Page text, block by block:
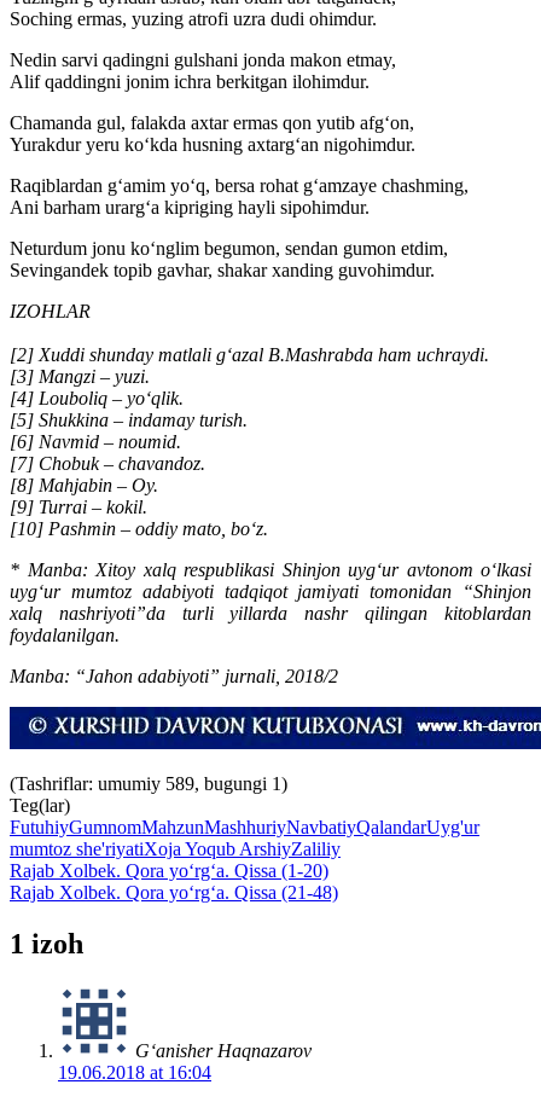
Soching ermas, yuzing atrofi uzra dudi ohimdur.
Nedin sarvi qadingni gulshani jonda makon etmay,
Alif qaddingni jonim ichra berkitgan ilohimdur.
Chamanda gul, falakda axtar ermas qon yutib afg‘on,
Yurakdur yeru ko‘kda husning axtarg‘an nigohimdur.
Raqiblardan g‘amim yo‘q, bersa rohat g‘amzaye chashming,
Ani barham urarg‘a kipriging hayli sipohimdur.
Neturdum jonu ko‘nglim begumon, sendan gumon etdim,
Sevingandek topib gavhar, shakar xanding guvohimdur.
IZOHLAR
[2] Xuddi shunday matlali g‘azal B.Mashrabda ham uchraydi.
[3] Mangzi – yuzi.
[4] Louboliq – yo‘qlik.
[5] Shukkina – indamay turish.
[6] Navmid – noumid.
[7] Chobuk – chavandoz.
[8] Mahjabin – Oy.
[9] Turrai – kokil.
[10] Pashmin – oddiy mato, bo‘z.
* Manba: Xitoy xalq respublikasi Shinjon uyg‘ur avtonom o‘lkasi
uyg‘ur mumtoz adabiyoti tadqiqot jamiyati tomonidan “Shinjon
xalq nashriyoti”da turli yillarda nashr qilingan kitoblardan
foydalanilgan.
Manba: “Jahon adabiyoti” jurnali, 2018/2
(Tashriflar: umumiy 589, bugungi 1)
Teg(lar)
FutuhiyGumnomMahzunMashhuriyNavbatiyQalandarUyg'ur
mumtoz she'riyatiXoja Yoqub ArshiyZaliliy
Rajab Xolbek. Qora yo‘rg‘a. Qissa (1-20)
Rajab Xolbek. Qora yo‘rg‘a. Qissa (21-48)
1 izoh
Gʻanisher Haqnazarov
19.06.2018 at 16:04